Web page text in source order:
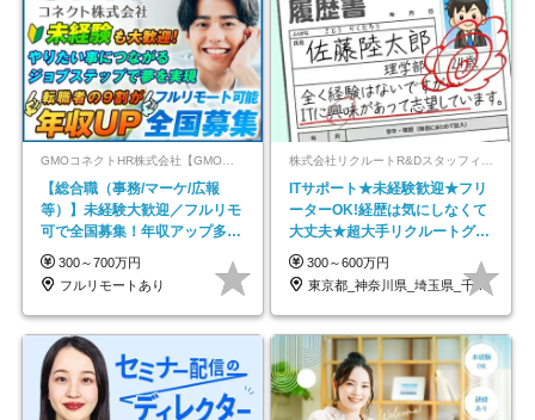
GMOコネクトHR株式会社【GMOインターネットグループ】
【総合職（事務/マーケ/広報
等）】未経験大歓迎／フルリモ
可で全国募集！年収アップ多数
★年休最大130日★
300～700万円
フルリモートあり
ITサポート★未経験歓迎★フリ
ーターOK!経歴は気にしなくて
大丈夫★超大手リクルートグル
ープの正社員/sg
300～600万円
東京都_神奈川県_埼玉県_千葉県_大阪府…